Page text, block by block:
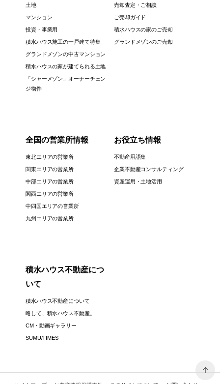
土地
マンション
投資・事業用
積水ハウス施工の一戸建て特集
グランドメゾンの中古マンション
積水ハウスの家が建てられる土地
「シャーメゾン」オーナーチェン
ジ物件
売却査定・ご相談
ご売却ガイド
積水ハウスの家のご売却
グランドメゾンのご売却
全国の営業所情報
東北エリアの営業所
関東エリアの営業所
中部エリアの営業所
関西エリアの営業所
中四国エリアの営業所
九州エリアの営業所
お役立ち情報
不動産用語集
企業不動産コンサルティング
資産運用・土地活用
積水ハウス不動産につ
いて
積水ハウス不動産について
略して、積水ハウス不動産。
CM・動画ギャラリー
SUMU/TIMES